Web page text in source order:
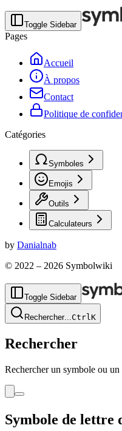
Toggle Sidebar
Pages
Accueil
À propos
Contact
Politique de
Catégories
Symboles
Emojis
Outils
Calculateurs
by Danialnab
© 2022 – 2026 Symbolwiki
Toggle Sidebar
Rechercher...CtrlK
Rechercher
Rechercher un symbole ou un
Symbole de lettre